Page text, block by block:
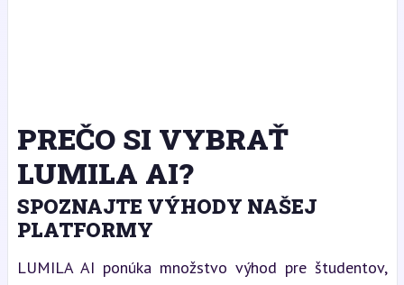
PREČO SI VYBRAŤ
LUMILA AI?
SPOZNAJTE VÝHODY NAŠEJ
PLATFORMY
LUMILA AI ponúka množstvo výhod pre študentov,